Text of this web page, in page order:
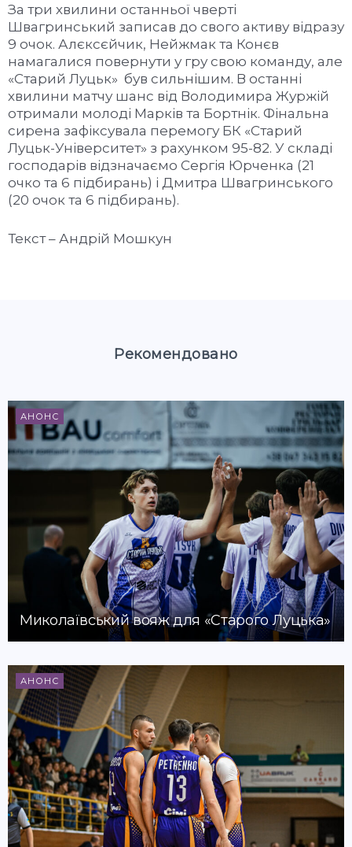
За три хвилини останньої чверті
Швагринський записав до свого активу відразу
9 очок. Алєксєйчик, Нейжмак та Конєв
намагалися повернути у гру свою команду, але
«Старий Луцьк» був сильнішим. В останні
хвилини матчу шанс від Володимира Журжій
отримали молоді Марків та Бортнік. Фінальна
сирена зафіксувала перемогу БК «Старий
Луцьк-Університет» з рахунком 95-82. У складі
господарів відзначаємо Сергія Юрченка (21
очко та 6 підбирань) і Дмитра Швагринського
(20 очок та 6 підбирань).
Текст – Андрій Мошкун
Рекомендовано
АНОНС
Миколаївський вояж для «Старого Луцька»
АНОНС